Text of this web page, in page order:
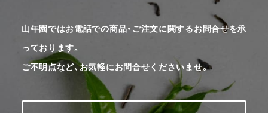
山年園ではお電話での商品・ご注文に関するお問合せを承
っております。
ご不明点など、お気軽にお問合せくださいませ。